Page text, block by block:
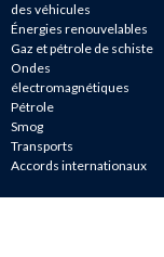
des véhicules
Énergies renouvelables
Gaz et pétrole de schiste
Ondes
électromagnétiques
Pétrole
Smog
Transports
Accords internationaux